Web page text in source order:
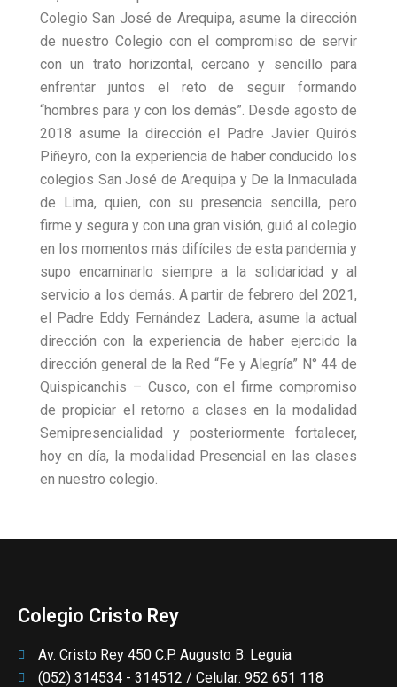
Colegio San José de Arequipa, asume la dirección
de nuestro Colegio con el compromiso de servir
con un trato horizontal, cercano y sencillo para
enfrentar juntos el reto de seguir formando
“hombres para y con los demás”. Desde agosto de
2018 asume la dirección el Padre Javier Quirós
Piñeyro, con la experiencia de haber conducido los
colegios San José de Arequipa y De la Inmaculada
de Lima, quien, con su presencia sencilla, pero
firme y segura y con una gran visión, guió al colegio
en los momentos más difíciles de esta pandemia y
supo encaminarlo siempre a la solidaridad y al
servicio a los demás. A partir de febrero del 2021,
el Padre Eddy Fernández Ladera, asume la actual
dirección con la experiencia de haber ejercido la
dirección general de la Red “Fe y Alegría” N° 44 de
Quispicanchis – Cusco, con el firme compromiso
de propiciar el retorno a clases en la modalidad
Semipresencialidad y posteriormente fortalecer,
hoy en día, la modalidad Presencial en las clases
en nuestro colegio.
Colegio Cristo Rey
Av. Cristo Rey 450 C.P. Augusto B. Leguia
(052) 314534 - 314512 / Celular: 952 651 118